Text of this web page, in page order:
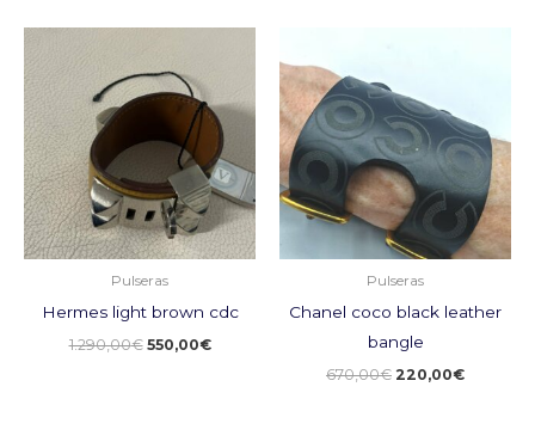
Pulseras
Hermes light brown cdc
1.290,00€
original
era:
1.290,00€.
550,00€
550,00€.
Pulseras
Chanel coco black leather
bangle
670,00€
era:
670,00€.
220,00€